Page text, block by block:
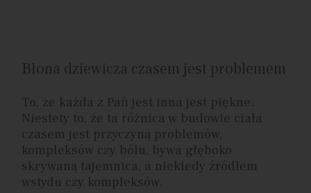
Błona dziewicza czasem jest problemem
To, że każda z Pań jest inna jest piękne.
Niestety to, że ta różnica w budowie ciała
czasem jest przyczyną problemów,
kompleksów czy bólu, bywa głęboko
skrywaną tajemnica, a niekiedy źródłem
wstydu czy kompleksów.